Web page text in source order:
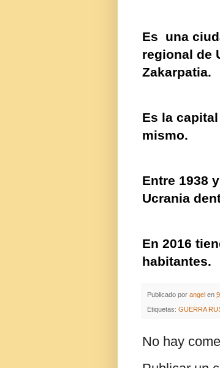
Es una
regional de
Zakarpatia.
Es la
mismo.
Entre 1938
Ucrania
En 2016
habitantes.
Publicado por angel en
Etiquetas: GUERRA
No hay